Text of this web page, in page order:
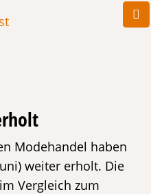
Modehandel haben
weiter erholt. Die
Vergleich zum